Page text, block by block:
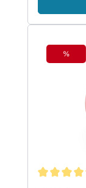
Rabatt
%